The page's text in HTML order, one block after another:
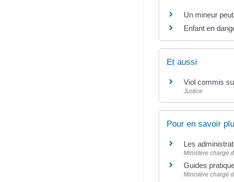
Un mineur
Enfant en
Et aussi
Viol commis
Justice
Pour en savoir
Les
Ministère chargé
Guides
Ministère chargé